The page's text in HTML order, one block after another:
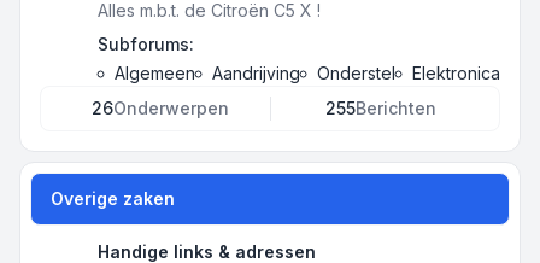
Alles m.b.t. de Citroën C5 X !
Subforums:
Algemeen
Aandrijving Onderstel
Elektronica
26Onderwerpen 255Berichten
Overige zaken
Handige links & adressen